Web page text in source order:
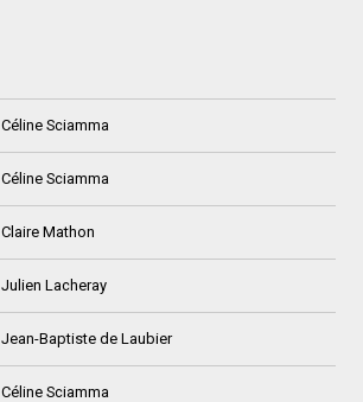
Céline Sciamma
Céline Sciamma
Claire Mathon
Julien Lacheray
Jean-Baptiste de Laubier
Céline Sciamma